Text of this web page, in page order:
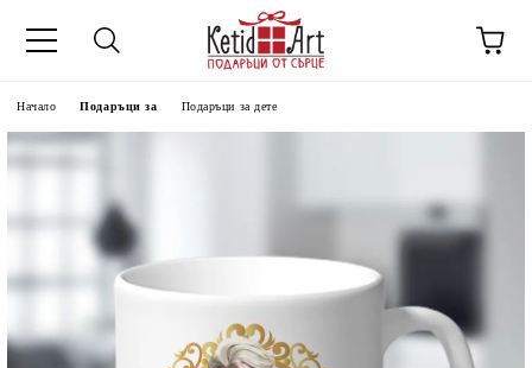
Начало Подаръци за Подаръци за дете